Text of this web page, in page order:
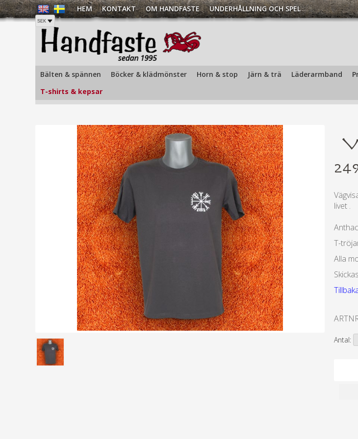
HEM KONTAKT OM HANDFASTE UNDERHÅLLNING OCH SPEL
Bälten & spännen Böcker & klädmönster Horn & stop Järn & trä Läderarmband
T-shirts & kepsar
Hem/T-shirts & kepsar/Vuxen/T-Shirt Vägvisare Antracit | Vuxen - T-shirts | Handfaste.se
livet .
T-
Alla
Antal: